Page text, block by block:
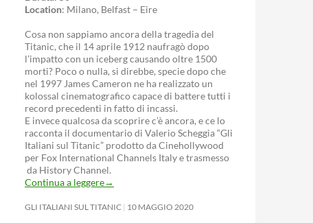
Location: Milano, Belfast – Eire
Cosa non sappiamo ancora della tragedia del
Titanic, che il 14 aprile 1912 naufragò dopo
l’impatto con un iceberg causando oltre 1500
morti? Poco o nulla, si direbbe, specie dopo che
nel 1997 James Cameron ne ha realizzato un
kolossal cinematografico capace di battere tutti i
record precedenti in fatto di incassi.
E invece qualcosa da scoprire c’è ancora, e ce lo
racconta il documentario di Valerio Scheggia “Gli
Italiani sul Titanic” prodotto da Cinehollywood
per Fox International Channels Italy e trasmesso
da History Channel.
Continua a leggere→
GLI ITALIANI SUL TITANIC 10 MAGGIO 2020